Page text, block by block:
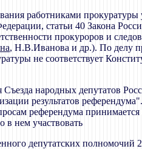
работниками
статьи 40 Закона
прокуроров и
, Н.В.Иванова и др.). По делу
не соответствует
народных депутатов
результатов
референдума
в нем участвовать
депутатских полномочий